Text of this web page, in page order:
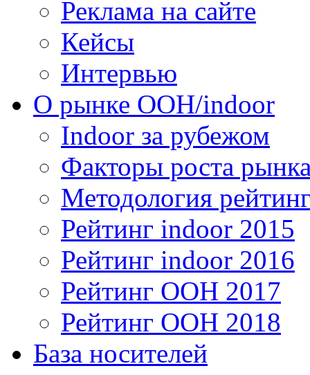
Реклама на сайте
Кейсы
Интервью
О рынке OOH/indoor
Indoor за рубежом
Факторы роста
Методология
Рейтинг indoor 2015
Рейтинг indoor 2016
Рейтинг OOH 2017
Рейтинг OOH 2018
База носителей